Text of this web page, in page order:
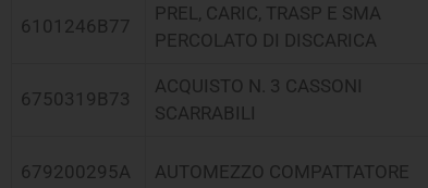
6101246B77
PREL, CARIC, TRASP E SMA
PERCOLATO DI DISCARICA
6750319B73
ACQUISTO N. 3 CASSONI
SCARRABILI
679200295A AUTOMEZZO COMPATTATORE